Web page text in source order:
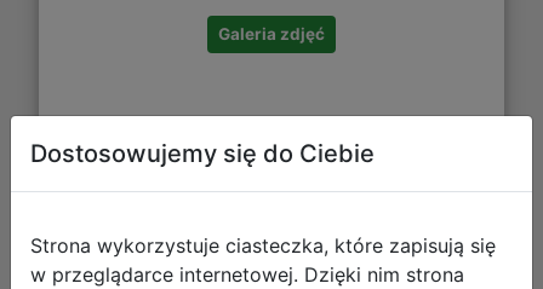
Galeria zdjęć
Dostosowujemy się do Ciebie
Strona wykorzystuje ciasteczka, które zapisują się
w przeglądarce internetowej. Dzięki nim strona